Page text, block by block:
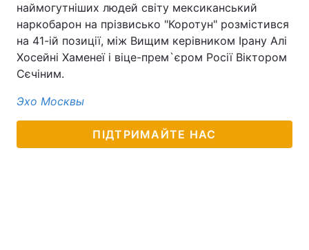
наймогутніших людей світу мексиканський
наркобарон на прізвисько "Коротун" розмістився
на 41-ій позиції, між Вищим керівником Ірану Алі
Хосейні Хаменеї і віце-прем`єром Росії Віктором
Сєчіним.
Эхо Москвы
ПІДТРИМАЙТЕ НАС